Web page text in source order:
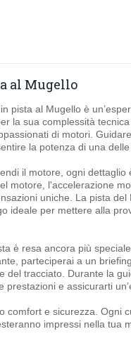
al Mugello
pista al Mugello è
la sua complessità
di motori.
la potenza di una
il motore, ogni
motore, l'accelerazione
uniche. La pista
ideale per mettere alla
è resa ancora più
parteciperai a un
tracciato. Durante la
e assicurarti
comfort e sicurezza. Ogni
impressi nella tua